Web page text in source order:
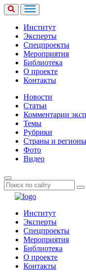
Институт
Эксперты
Спецпроекты
Мероприятия
Библиотека
О проекте
Контакты
Новости
Статьи
Комментарии
Темы
Рубрики
Страны и регионы
Фото
Видео
Институт
Эксперты
Спецпроекты
Мероприятия
Библиотека
О проекте
Контакты